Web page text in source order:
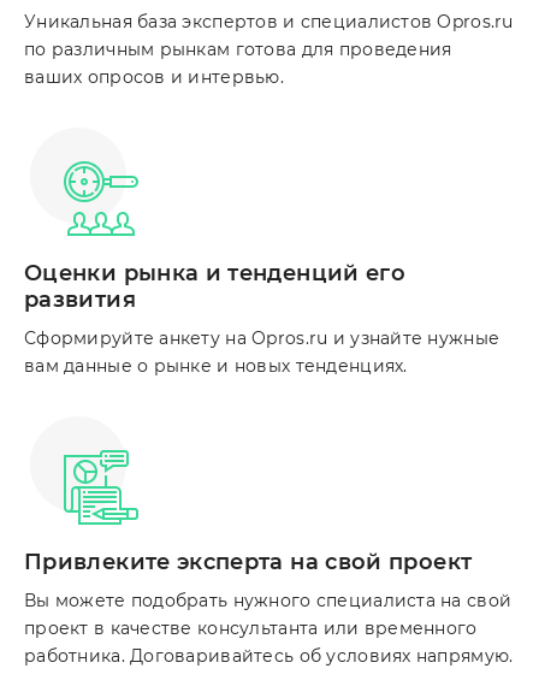
Уникальная база экспертов и специалистов Opros.ru
по различным рынкам готова для проведения
ваших опросов и интервью.
Оценки рынка и тенденций его
развития
Сформируйте анкету на Opros.ru и узнайте нужные
вам данные о рынке и новых тенденциях.
Привлеките эксперта на свой проект
Вы можете подобрать нужного специалиста на свой
проект в качестве консультанта или временного
работника. Договаривайтесь об условиях напрямую.